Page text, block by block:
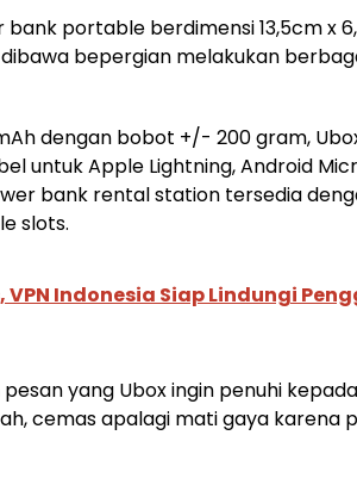
portable berdimensi 13,5cm x
bepergian melakukan
dengan bobot +/- 200 gram,
untuk Apple Lightning, Android
bank rental station tersedia
slots.
VPN Indonesia Siap Lindungi
yang Ubox ingin penuhi kepada
cemas apalagi mati gaya karena